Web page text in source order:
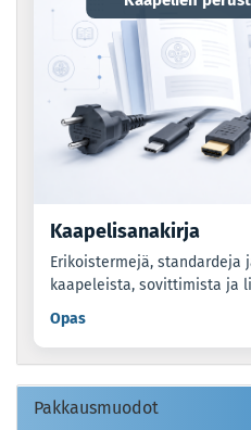
Kaapelisanakirja
Erikoistermejä, standardeja
kaapeleista, sovittimista ja
Opas
Pakkausmuodot